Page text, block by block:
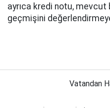
ayrıca kredi notu,
geçmişini
Vatandan